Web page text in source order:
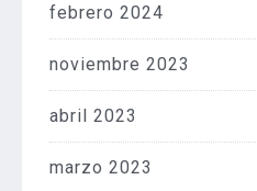
febrero 2024
noviembre 2023
abril 2023
marzo 2023